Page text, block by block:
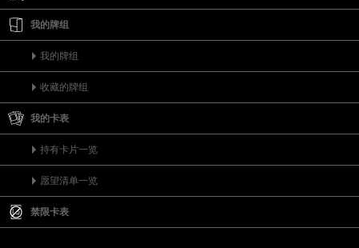
我的牌组
我的牌组
收藏的牌组
我的卡表
持有卡片一览
愿望清单一览
禁限卡表